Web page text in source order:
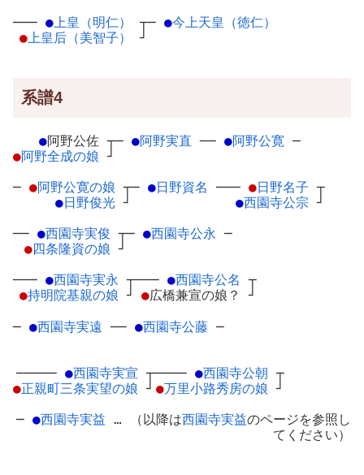
─── ● 上皇（明仁）
┬
● 上皇后（美智子） ┘
─ ●今上天皇（徳仁）
系譜4
●阿野公佐 ┬
●阿野全成の娘 ┘
─ ●阿野実直 ── ●阿野公寛 ─
─ ●阿野公寛の娘 ┬
●日野俊光 ┘
─ ●日野資名 ─── ●日野名子 ┬
●西園寺公宗 ┘
── ●西園寺実俊 ┬
●四条隆資の娘 ┘
─ ●西園寺公永 ─
─── ●西園寺実永 ┬
●持明院基親の娘 ┘
─── ●西園寺公名 ┬
●広橋兼宣の娘？ ┘
─ ●西園寺実遠 ── ●西園寺公藤 ─
───── ●西園寺実宣 ┬
●正親町三条実望の娘 ┘
──── ●西園寺公朝 ┬
●万里小路秀房の娘 ┘
─ ●西園寺実益 … （以降は西園寺実益のページを参照し
てください）